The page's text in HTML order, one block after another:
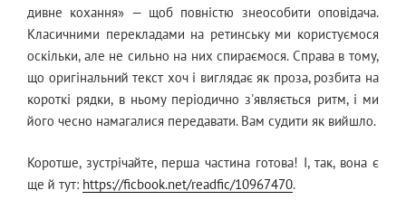
дивне кохання» — щоб повністю знеособити оповідача.
Класичними перекладами на ретинську ми користуємося
оскільки, але не сильно на них спираємося. Справа в тому,
що оригінальний текст хоч і виглядає як проза, розбита на
короткі рядки, в ньому періодично з'являється ритм, і ми
його чесно намагалися передавати. Вам судити як вийшло.
Коротше, зустрічайте, перша частина готова! І, так, вона є
ще й тут: https://ficbook.net/readfic/10967470.